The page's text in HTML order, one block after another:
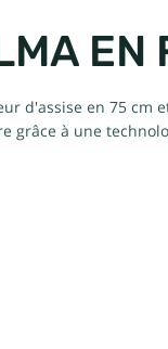
EN
d'assise en 75
à une